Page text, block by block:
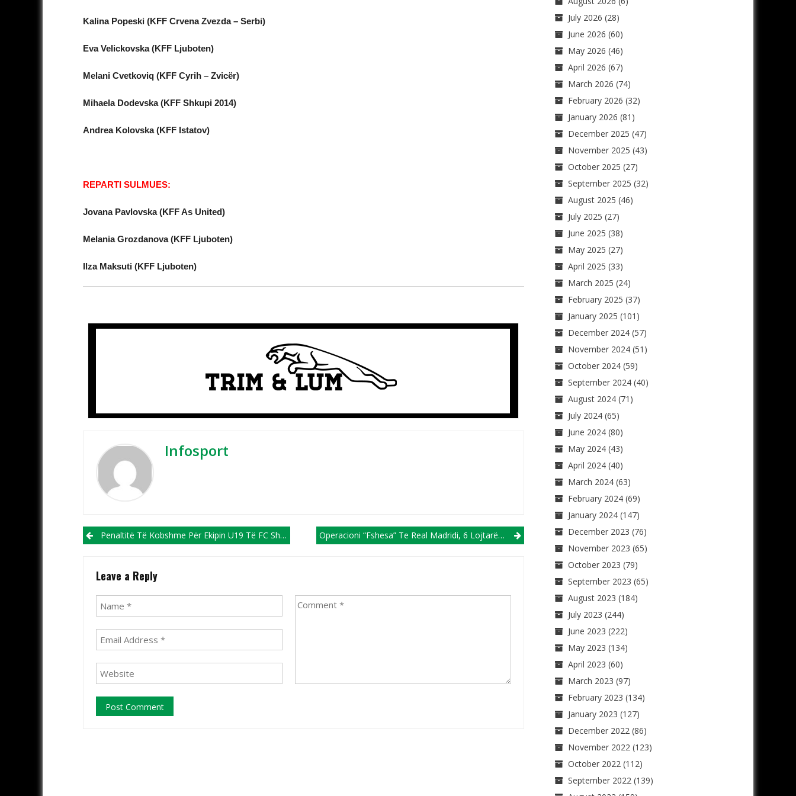
Kalina Popeski (KFF Crvena Zvezda – Serbi)
Eva Velickovska (KFF Ljuboten)
Melani Cvetkoviq (KFF Cyrih – Zvicër)
Mihaela Dodevska (KFF Shkupi 2014)
Andrea Kolovska (KFF Istatov)
REPARTI SULMUES:
Jovana Pavlovska (KFF As United)
Melania Grozdanova (KFF Ljuboten)
Ilza Maksuti (KFF Ljuboten)
Infosport
Post navigation
Penaltitë Të Kobshme Për Ekipin U19 Të FC Shkupit! AP Brera Pas Titullit Kampion Fiton Edhe Trofeun E Kupës Operacioni “fshesa” Te Real Madridi, 6 Lojtarë Drejt Largimit!
Leave a Reply
July 2026 (28)
June 2026 (60)
May 2026 (46)
April 2026 (67)
March 2026 (74)
February 2026 (32)
January 2026 (81)
December 2025 (47)
November 2025 (43)
October 2025 (27)
September 2025 (32)
August 2025 (46)
July 2025 (27)
June 2025 (38)
May 2025 (27)
April 2025 (33)
March 2025 (24)
February 2025 (37)
January 2025 (101)
December 2024(57)
November 2024(51)
October 2024(59)
September 2024(40)
August 2024(71)
July 2024(65)
June 2024(80)
May 2024(43)
April 2024(40)
March 2024(63)
February 2024(69)
January 2024(147)
December 2023 (76)
November 2023 (65)
October 2023 (79)
September 2023 (65)
August 2023 (184)
July 2023 (244)
June 2023 (222)
May 2023 (134)
April 2023 (60)
March 2023 (97)
February 2023 (134)
January 2023 (127)
December 2022(86)
November 2022(123)
October 2022(112)
September 2022(139)